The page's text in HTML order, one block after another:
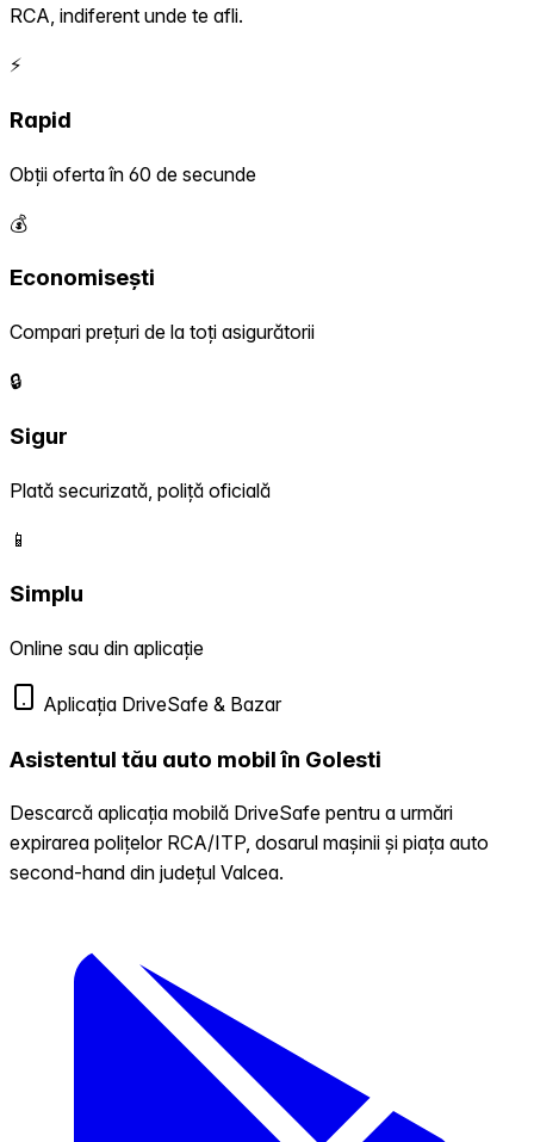
RCA, indiferent unde te afli.
⚡
Rapid
Obții oferta în 60 de secunde
💰
Economisești
Compari prețuri de la toți asigurătorii
🔒
Sigur
Plată securizată, poliță oficială
📱
Simplu
Online sau din aplicație
Aplicația DriveSafe & Bazar
Asistentul tău auto mobil în Golesti
Descarcă aplicația mobilă DriveSafe pentru a urmări
expirarea polițelor RCA/ITP, dosarul mașinii și piața auto
second-hand din județul Valcea.